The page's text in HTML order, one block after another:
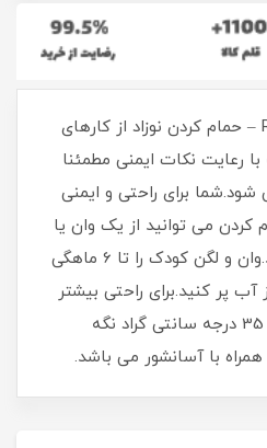
وان حمام نوزاد روتو Rotho – حمام کردن نوزاد از کارهای
رعایت نکات ایمنی مطمئنا
برای راحتی و ایمنی
می توانید از یک وان یا
لگن مناسب استفاده کنید.وان و لگن کودک را تا 6 ماهگی
متر از آب پر کنید.برای راحتی بیشتر
نوزادتان دمای آب را حدود 35 درجه سانتی گراد نگه
همراه با آسانشور می باشد.